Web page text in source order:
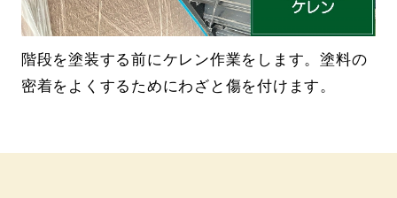
階段を塗装する前にケレン作業をします。塗料の
密着をよくするためにわざと傷を付けます。